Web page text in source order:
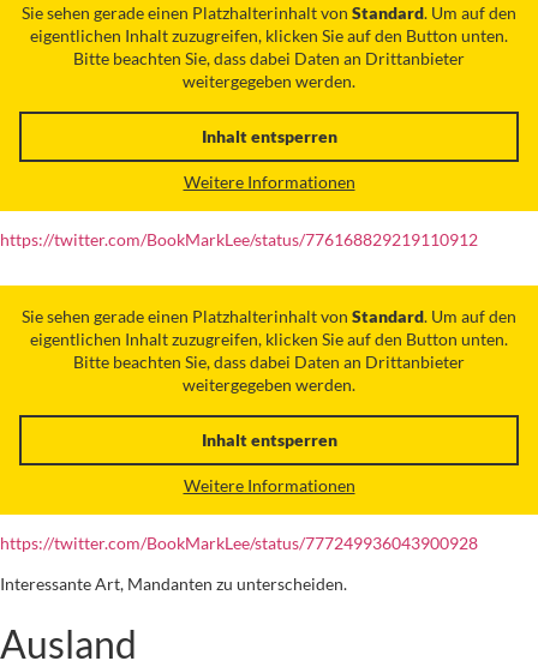
Sie sehen gerade einen Platzhalterinhalt von Standard. Um auf den
eigentlichen Inhalt zuzugreifen, klicken Sie auf den Button unten.
Bitte beachten Sie, dass dabei Daten an Drittanbieter
weitergegeben werden.
Inhalt entsperren
Weitere Informationen
https://twitter.com/BookMarkLee/status/776168829219110912
Sie sehen gerade einen Platzhalterinhalt von Standard. Um auf den
eigentlichen Inhalt zuzugreifen, klicken Sie auf den Button unten.
Bitte beachten Sie, dass dabei Daten an Drittanbieter
weitergegeben werden.
Inhalt entsperren
Weitere Informationen
https://twitter.com/BookMarkLee/status/777249936043900928
Interessante Art, Mandanten zu unterscheiden.
Ausland